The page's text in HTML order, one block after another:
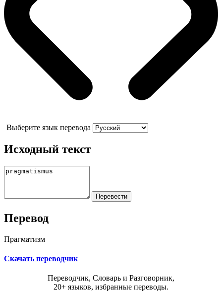
Выберите язык перевода
Исходный текст
Перевод
Прагматизм
Скачать переводчик
Переводчик, Словарь и Разговорник,
20+ языков, избранные переводы.